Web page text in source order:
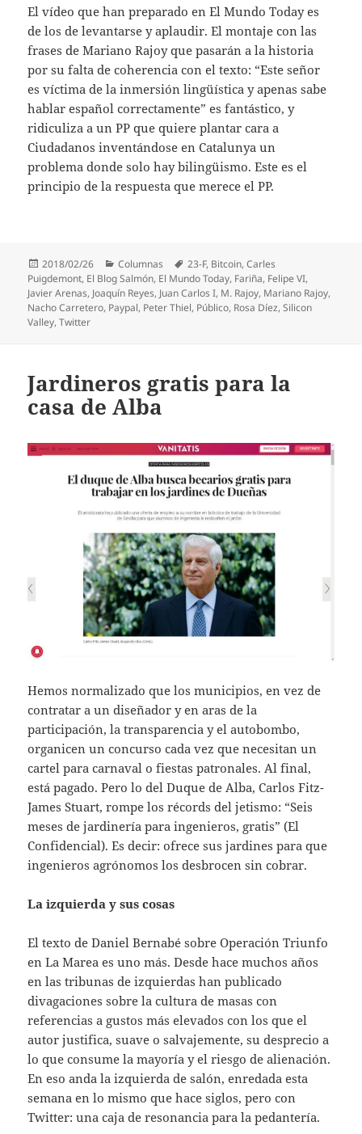
El vídeo que han preparado en El Mundo Today es
de los de levantarse y aplaudir. El montaje con las
frases de Mariano Rajoy que pasarán a la historia
por su falta de coherencia con el texto: “Este señor
es víctima de la inmersión lingüística y apenas sabe
hablar español correctamente” es fantástico, y
ridiculiza a un PP que quiere plantar cara a
Ciudadanos inventándose en Catalunya un
problema donde solo hay bilingüismo. Este es el
principio de la respuesta que merece el PP.
Publicado
el
2018/02/26 Categorías
Columnas Etiquetas
23-F, Bitcoin,Carles
Puigdemont, El Blog Salmón, El Mundo Today, Fariña, Felipe VI,
Javier Arenas, Joaquín Reyes, Juan Carlos I, M. Rajoy, Mariano Rajoy,
Nacho Carretero, Paypal, Peter Thiel, Público, Rosa Díez,Silicon
Valley,Twitter
Jardineros gratis para la
casa de Alba
Hemos normalizado que los municipios, en vez de
contratar a un diseñador y en aras de la
participación, la transparencia y el autobombo,
organicen un concurso cada vez que necesitan un
cartel para carnaval o fiestas patronales. Al final,
está pagado. Pero lo del Duque de Alba, Carlos Fitz-
James Stuart, rompe los récords del jetismo: “Seis
meses de jardinería para ingenieros, gratis” (El
Confidencial). Es decir: ofrece sus jardines para que
ingenieros agrónomos los desbrocen sin cobrar.
La izquierda y sus cosas
El texto de Daniel Bernabé sobre Operación Triunfo
en La Marea es uno más. Desde hace muchos años
en las tribunas de izquierdas han publicado
divagaciones sobre la cultura de masas con
referencias a gustos más elevados con los que el
autor justifica, suave o salvajemente, su desprecio a
lo que consume la mayoría y el riesgo de alienación.
En eso anda la izquierda de salón, enredada esta
semana en lo mismo que hace siglos, pero con
Twitter: una caja de resonancia para la pedantería.